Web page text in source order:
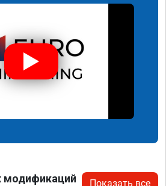
модификаций
Показать все